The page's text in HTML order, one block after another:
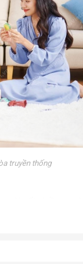
truyền thống
rất nhiều
nén, khí gas, ống